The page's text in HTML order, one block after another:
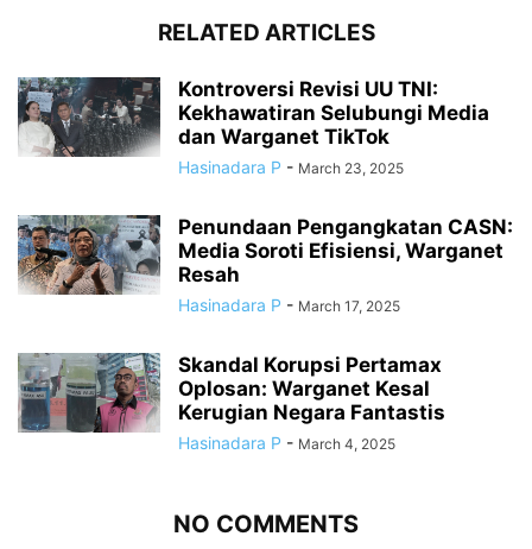
RELATED ARTICLES
Kontroversi Revisi UU TNI:
Kekhawatiran Selubungi Media
dan Warganet TikTok
Hasinadara P - March 23, 2025
Penundaan Pengangkatan CASN:
Media Soroti Efisiensi, Warganet
Resah
Hasinadara P - March 17, 2025
Skandal Korupsi Pertamax
Oplosan: Warganet Kesal
Kerugian Negara Fantastis
Hasinadara P - March 4, 2025
NO COMMENTS